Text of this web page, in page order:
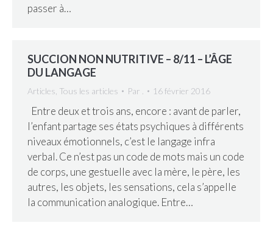
passer à…
SUCCION NON NUTRITIVE – 8/11 – L’ÂGE
DU LANGAGE
Articles Tous les articles Par 16 février 2016
Entre deux et trois ans, encore : avant de parler,
l’enfant partage ses états psychiques à différents
niveaux émotionnels, c’est le langage infra
verbal. Ce n’est pas un code de mots mais un code
de corps, une gestuelle avec la mère, le père, les
autres, les objets, les sensations, cela s’appelle
la communication analogique. Entre…